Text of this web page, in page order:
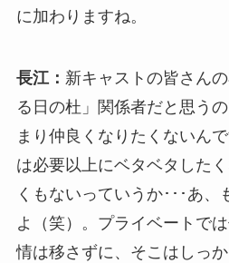
に加わりますね。
長江： 新キャストの皆さん
る日の杜」関係者だと思う
まり仲良くなりたくないん
は必要以上にベタベタした
くもないっていうか･･･あ、
よ（笑）。プライベートで
情は移さずに、そこはしっ